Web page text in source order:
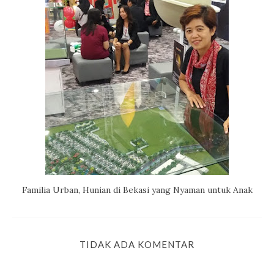
Familia Urban, Hunian di Bekasi yang Nyaman untuk Anak
TIDAK ADA KOMENTAR